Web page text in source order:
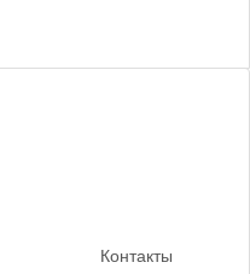
Контакты